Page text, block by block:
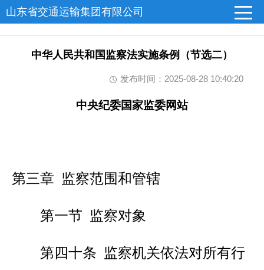
山东省交通运输集团有限公司
中华人民共和国监察法实施条例（节选二）
发布时间：2025-08-28 10:40:20
中央纪委国家监委网站
第三章 监察范围和管辖
第一节 监察对象
第四十条 监察机关依法对所有行